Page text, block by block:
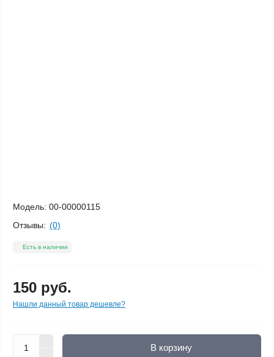
Модель: 00-00000115
Отзывы: (0)
Есть в наличии
150 руб.
Нашли данный товар дешевле?
В корзину